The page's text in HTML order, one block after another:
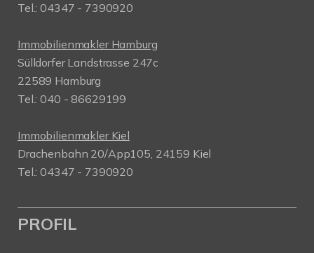
Tel.: 04347 - 7390920
Immobilienmakler Hamburg
Sülldorfer Landstrasse 247c
22589 Hamburg
Tel.: 040 - 86629199
Immobilienmakler Kiel
Drachenbahn 20/App105, 24159 Kiel
Tel.: 04347 - 7390920
PROFIL